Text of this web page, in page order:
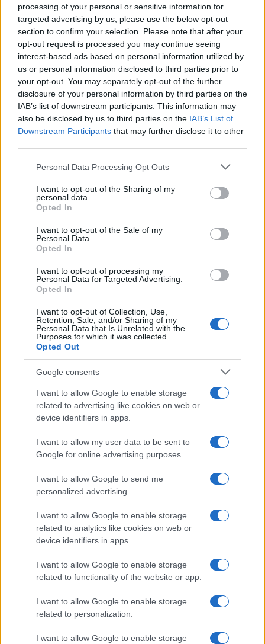
processing of your personal or sensitive information for
targeted advertising by us, please use the below opt-out
section to confirm your selection. Please note that after your
opt-out request is processed you may continue seeing
interest-based ads based on personal information utilized by
us or personal information disclosed to third parties prior to
your opt-out. You may separately opt-out of the further
disclosure of your personal information by third parties on the
IAB’s list of downstream participants. This information may
also be disclosed by us to third parties on the IAB’s List of
Downstream Participants that may further disclose it to other
Please note that this website/app uses one or more Google
not limited to your visit or usage behaviour. You may click to
grant or deny consent to Google and its third-party tags to
use your data for below specified purposes in below Google
consent section.
Personal Data Processing Opt Outs
I want to opt-out of the Sharing of my
personal data.
Opted In
I want to opt-out of the Sale of my
Personal Data.
Opted In
I want to opt-out of processing my
Personal Data for Targeted Advertising.
Opted In
I want to opt-out of Collection, Use,
Retention, Sale, and/or Sharing of my
Personal Data that Is Unrelated with the
Purposes for which it was collected.
Opted Out
Google consents
I want to allow Google to enable storage
related to advertising like cookies on web or
device identifiers in apps.
I want to allow my user data to be sent to
Google for online advertising purposes.
I want to allow Google to send me
personalized advertising.
I want to allow Google to enable storage
related to analytics like cookies on web or
device identifiers in apps.
I want to allow Google to enable storage
related to functionality of the website or app.
I want to allow Google to enable storage
related to personalization.
I want to allow Google to enable storage
héttel a 88. Oscar-gála előtt kerül sor, ahol az alkotás a
legjobb idegen nyelvű film kategória díjának megszerzésére
esélyes. Nemes Jeles László filmjének dél-afrikai
forgalmazása tehát nemcsak látványos körülmények között,
hanem felfokozott érdeklődés mellett kezdődik meg. A
filmbemutatón köszöntőt mond Király András, Magyarország
dél-afrikai nagykövete és Richard Freedman, a dél-afrikai
Holokauszt Központ és Alapítvány igazgatója.
megnyíló, 2004-ben indult és máig is folyamatosan bővülő
WALDSEE 1944 kiállítás vezető magyar és külföldi
képzőművészeknek a holokauszthoz kapcsolódó
kortársművészeti reflexióit mutatja be. A művészeti
Auschwitzból küldött tábori levelezőlapok adják: az elhurcolt
magyar zsidó foglyokkal haláluk előtt az őrök
levelezőlapokat írattak, hogy az áldozatok szerencsés
megérkezésükről ?számoljanak be? szeretteiknek.
A feladás helyszíneként azonban Auschwitz helyett egy
fiktív település neve, Waldsee került a képeslapokra. A
levelek célja a címzettek megnyugtatása, rövidesen
bekövetkező deportálásuk előkészítése volt. A WALDSEE
1944 kiállítás kurátorai saját fiktív Waldsee-képeslapjaik
elkészítésére kérték fel a művészeket, amelyeket az
alkotók személyes történetekkel, szövegekkel egészítenek
ki. A programhoz a mai napig több mint száz művész
csatlakozott, köztük olyan jelentős dél-afrikai alkotók is,
mint a világhírű William Kentridge, továbbá Paul Emmanuel,
Erika Hibbert és Diane Victor. A WALDSEE 1944 kurátora
Böröcz László, a 2B Galéria vezetője, a szervezésben
közreműködött Gary van Wyk, az AlmaOnDobbin Alapítvány